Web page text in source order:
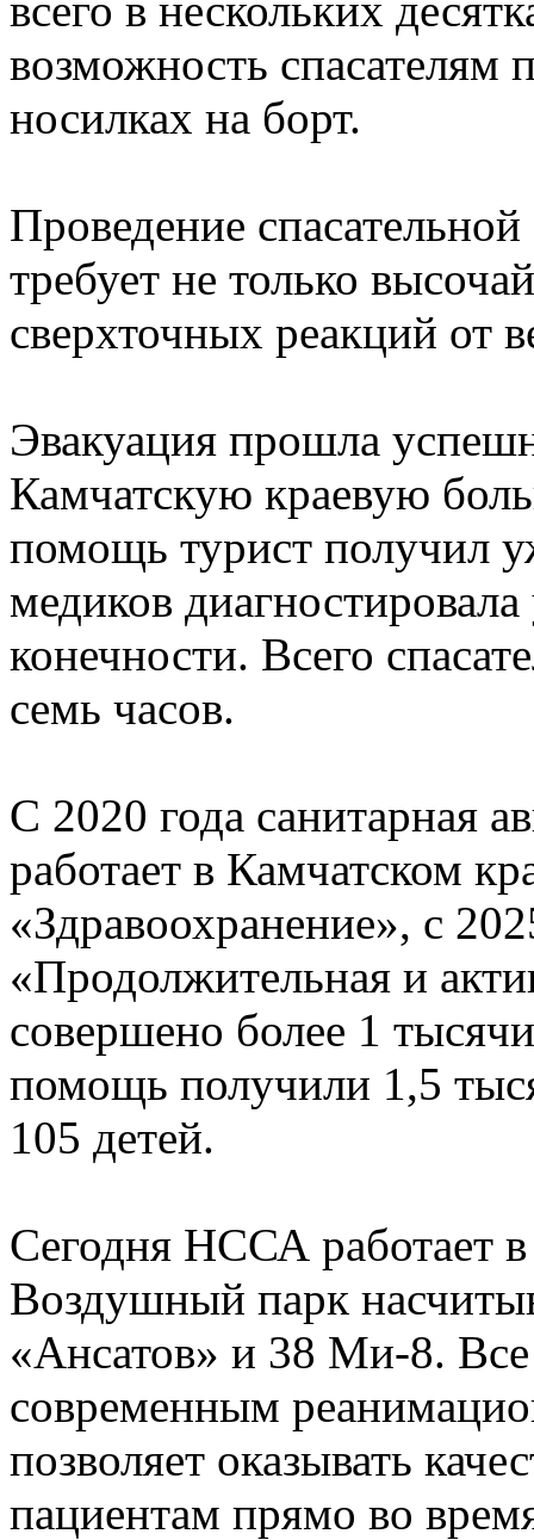
возможность спасателям
носилках на борт.
Проведение
требует не только
сверхточных реакций от
Эвакуация прошла
Камчатскую краевую
помощь турист получил
медиков
конечности. Всего
семь часов.
С 2020 года санитарная
работает в Камчатском
«Здравоохранение», с
«Продолжительная и
совершено более 1
помощь получили 1,5
105 детей.
Сегодня НССА работает
Воздушный парк
«Ансатов» и 38 Ми-8.
современным
позволяет оказывать
пациентам прямо во